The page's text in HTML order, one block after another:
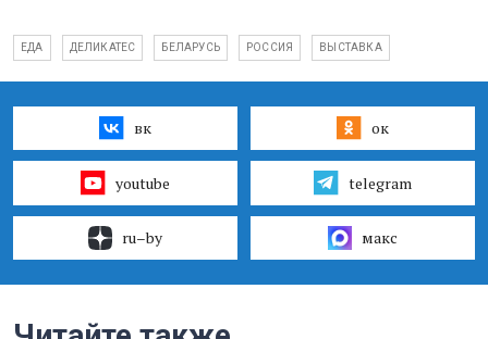
ЕДА ДЕЛИКАТЕС БЕЛАРУСЬ РОССИЯ ВЫСТАВКА
вк ок
youtube telegram
ru–by макс